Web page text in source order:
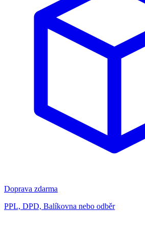
Doprava zdarma
PPL, DPD, Balíkovna nebo odběr